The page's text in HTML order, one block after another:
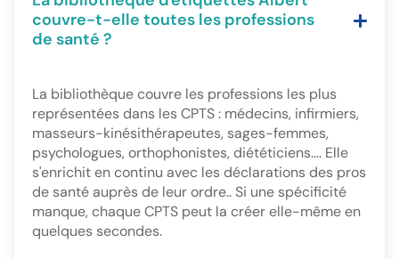
couvre-t-elle toutes les professions
de santé ?
La bibliothèque couvre les professions les plus
représentées dans les CPTS : médecins, infirmiers,
masseurs-kinésithérapeutes, sages-femmes,
psychologues, orthophonistes, diététiciens.... Elle
s'enrichit en continu avec les déclarations des pros
de santé auprès de leur ordre.. Si une spécificité
manque, chaque CPTS peut la créer elle-même en
quelques secondes.